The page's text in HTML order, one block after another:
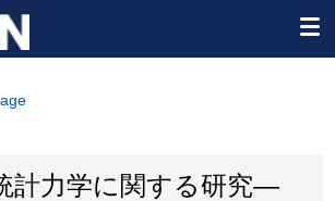
計力学に関する研究―